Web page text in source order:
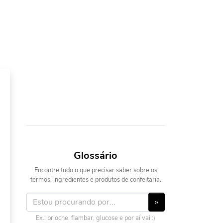
Glossário
Encontre tudo o que precisar saber sobre os
termos, ingredientes e produtos de confeitaria.
»
Ex.: brioche, flambar, glucose e por aí vai :)